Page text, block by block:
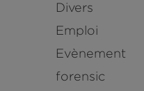
Divers
Emploi
Evènement
forensic